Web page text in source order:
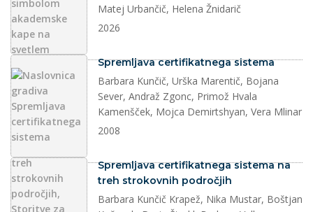
Matej Urbančič, Helena Žnidarič
2026
dokument
Spremljava certifikatnega sistema
Barbara Kunčič, Urška Marentič, Bojana
Sever, Andraž Zgonc, Primož Hvala
Kamenšček, Mojca Demirtshyan, Vera Mlinar
2008
dokument
Spremljava certifikatnega sistema na
treh strokovnih področjih
Barbara Kunčič Krapež, Nika Mustar, Boštjan